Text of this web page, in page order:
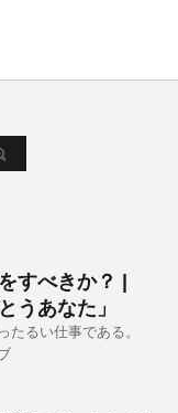
すべきか？ |
うあなた」
たるい仕事である。